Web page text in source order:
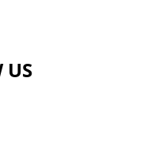
US